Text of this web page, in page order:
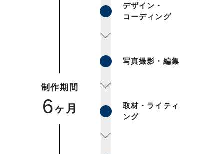
制作期間
6ヶ月
デザイン・
コーディング
写真撮影・編集
取材・ライティ
ング